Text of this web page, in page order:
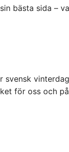
bästa sida –
svensk
för oss och